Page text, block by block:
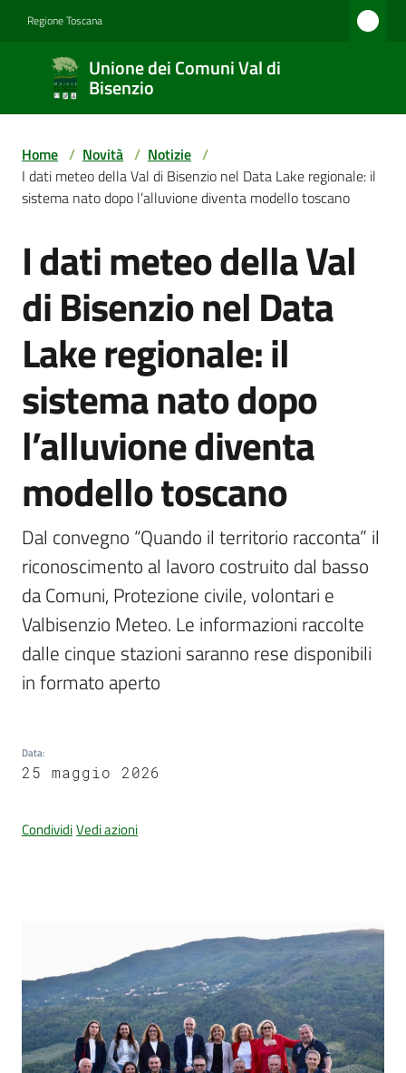
Regione Toscana
Unione dei Comuni Val di
Bisenzio
Unione
dei
Comuni
Val di
Bisenzio
Amministrazione
Novità
Servizi
e
dati
Seguici
su
Home / Novità / Notizie /
I dati meteo della Val di Bisenzio nel Data Lake regionale: il
sistema nato dopo l’alluvione diventa modello toscano
Salta al contenuto
I dati meteo della Val
di Bisenzio nel Data
Lake regionale: il
sistema nato dopo
l’alluvione diventa
modello toscano
Dal convegno “Quando il territorio racconta” il
riconoscimento al lavoro costruito dal basso
da Comuni, Protezione civile, volontari e
Valbisenzio Meteo. Le informazioni raccolte
dalle cinque stazioni saranno rese disponibili
in formato aperto
Data:
25 maggio 2026
CondividiVedi azioni